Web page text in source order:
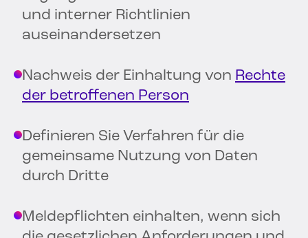
und interner Richtlinien
auseinandersetzen
Nachweis der Einhaltung von Rechte
der betroffenen Person
Definieren Sie Verfahren für die
gemeinsame Nutzung von Daten
durch Dritte
Meldepflichten einhalten, wenn sich